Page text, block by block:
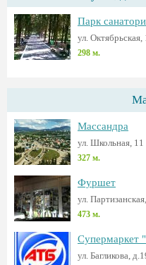
Парк
ул. Октябрьская,
298 м.
Массандра
ул. Школьная, 11
327 м.
Фуршет
ул.
473 м.
Супермаркет
ул. Багликова,